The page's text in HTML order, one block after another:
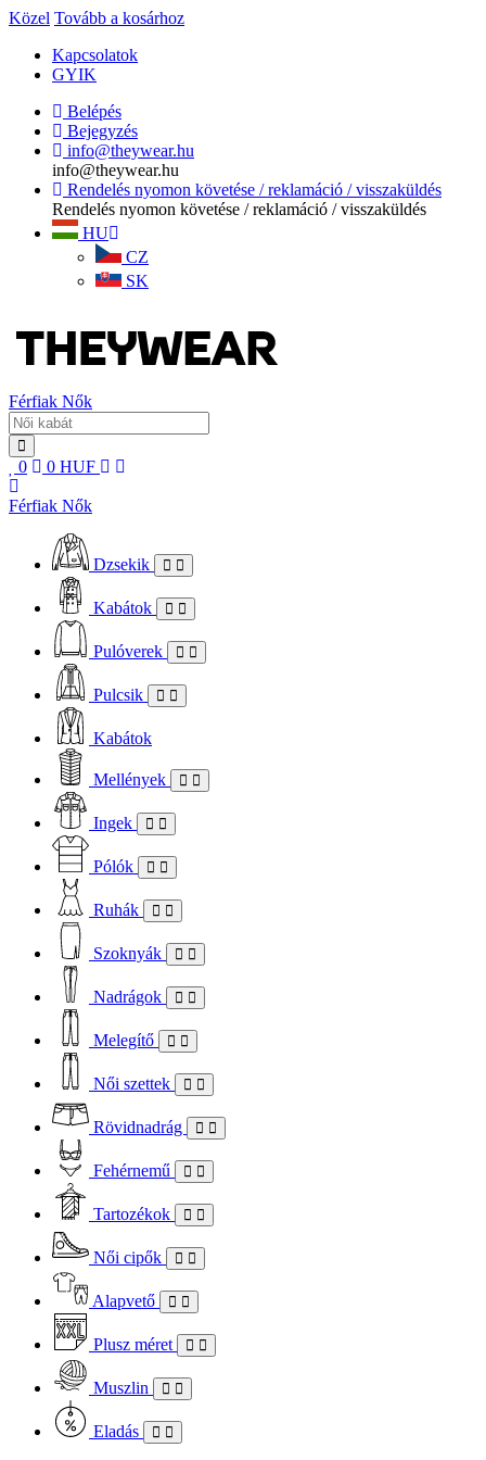
Közel Tovább a kosárhoz
Kapcsolatok
GYIK
Belépés
Bejegyzés
info@theywear.hu
info@theywear.hu
Rendelés nyomon követése / reklamáció / visszaküldés
Rendelés nyomon követése / reklamáció / visszaküldés
HU
CZ
SK
Férfiak Nők
0 0 HUF
Férfiak Nők
Dzsekik
Kabátok
Pulóverek
Pulcsik
Kabátok
Mellények
Ingek
Pólók
Ruhák
Szoknyák
Nadrágok
Melegítő
Női szettek
Rövidnadrág
Fehérnemű
Tartozékok
Női cipők
Alapvető
Plusz méret
Muszlin
Eladás